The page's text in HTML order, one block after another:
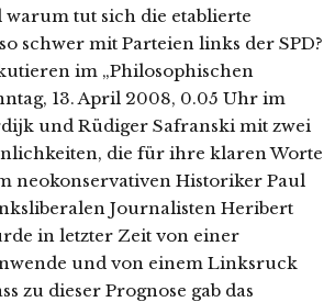
tut sich die etablierte
schwer mit Parteien links der SPD?
im „Philosophischen
13. April 2008, 0.05 Uhr im
und Rüdiger Safranski mit zwei
die für ihre klaren Worte
neokonservativen Historiker Paul
Journalisten Heribert
in letzter Zeit von einer
und von einem Linksruck
zu dieser Prognose gab das